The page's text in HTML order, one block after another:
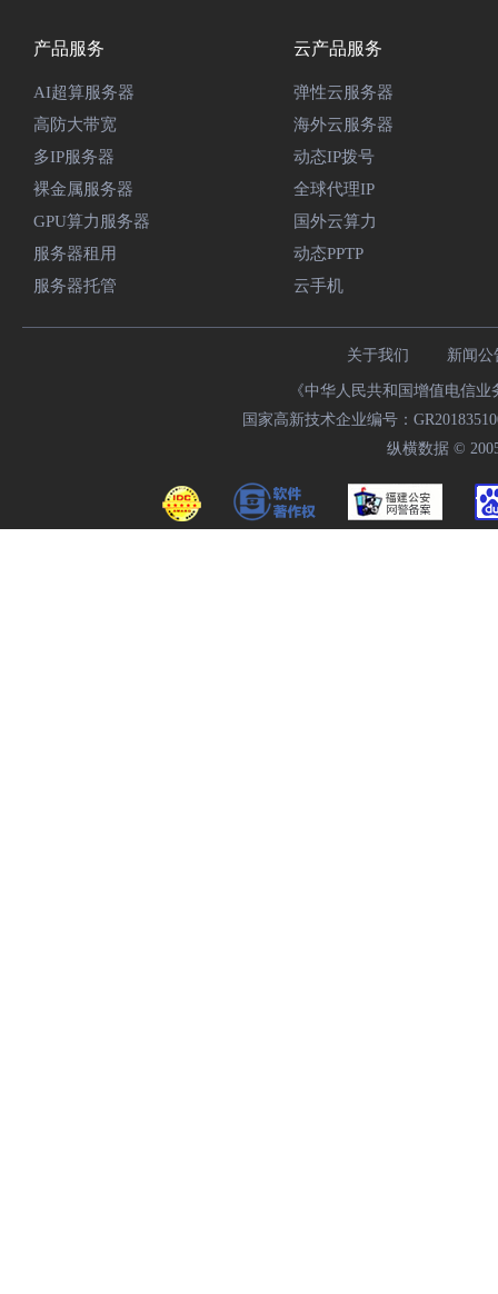
产品服务
AI超算服务器
高防大带宽
多IP服务器
裸金属服务器
GPU算力服务器
服务器租用
服务器托管
云产品服务
弹性云服务器
海外云服务器
动态IP拨号
全球代理IP
国外云算力
动态PPTP
云手机
关于我们 新闻公
《中华人民共和国增值电信
国家高新技术企业编号：
纵横数据 ©